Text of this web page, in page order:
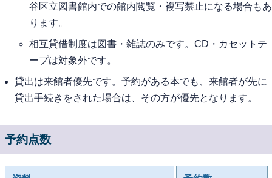
谷区立図書館内での館内閲覧・複写禁止になる場合もあ
ります。
相互貸借制度は図書・雑誌のみです。CD・カセットテ
ープは対象外です。
貸出は来館者優先です。予約がある本でも、来館者が先に
貸出手続きをされた場合は、その方が優先となります。
予約点数